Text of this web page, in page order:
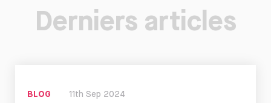
Derniers articles
BLOG 11th Sep 2024